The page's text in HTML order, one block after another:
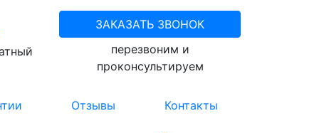
ЗАКАЗАТЬ ЗВОНОК
перезвоним и
проконсультируем
Отзывы Контакты